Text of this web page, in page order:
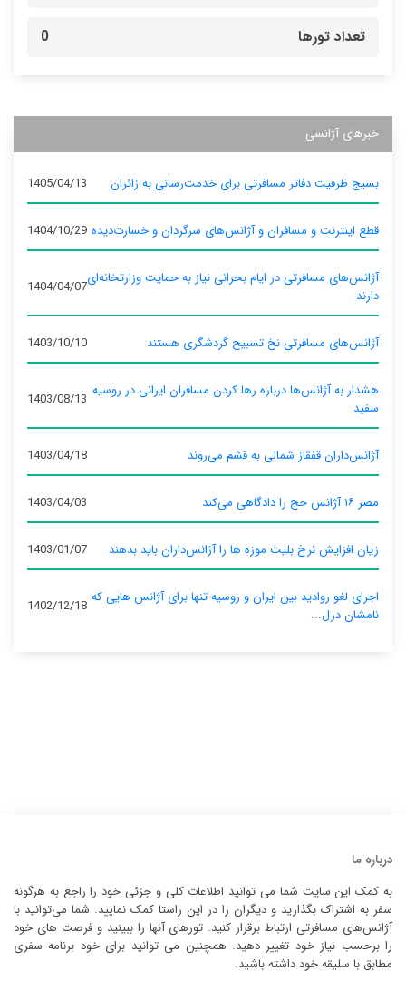
تعداد تورها 0
خبرهای آژانسی
بسیج ظرفیت دفاتر مسافرتی برای خدمت‌رسانی به زائران 1405/04/13
قطع اینترنت و مسافران و آژانس‌های سرگردان و خسارت‌دیده 1404/10/29
آژانس‌های مسافرتی در ایام بحرانی نیاز به حمایت وزارتخانه‌ای
دارند
1404/04/07
آژانس‌های مسافرتی نخ تسبیح گردشگری هستند 1403/10/10
هشدار به آژانس‌ها درباره رها کردن مسافران ایرانی در روسیه
سفید
1403/08/13
آژانس‌داران قفقاز شمالی به قشم می‌روند 1403/04/18
مصر ۱۶ آژانس حج را دادگاهی می‌کند 1403/04/03
زیان افزایش نرخ بلیت موزه ها را آژانس‌داران باید بدهند 1403/01/07
اجرای لغو روادید بین ایران و روسیه تنها برای آژانس‌ هایی که
نامشان درل...
1402/12/18
درباره ما
به کمک این سایت شما می توانید اطلاعات کلی و جزئی خود را راجع به هرگونه
سفر به اشتراک بگذارید و دیگران را در این راستا کمک نمایید. شما می‌توانید با
آژانس‌های مسافرتی ارتباط برقرار کنید. تورهای آنها را ببینید و فرصت های خود
را برحسب نیاز خود تغییر دهید. همچنین می توانید برای خود برنامه سفری
مطابق با سلیقه خود داشته باشید.